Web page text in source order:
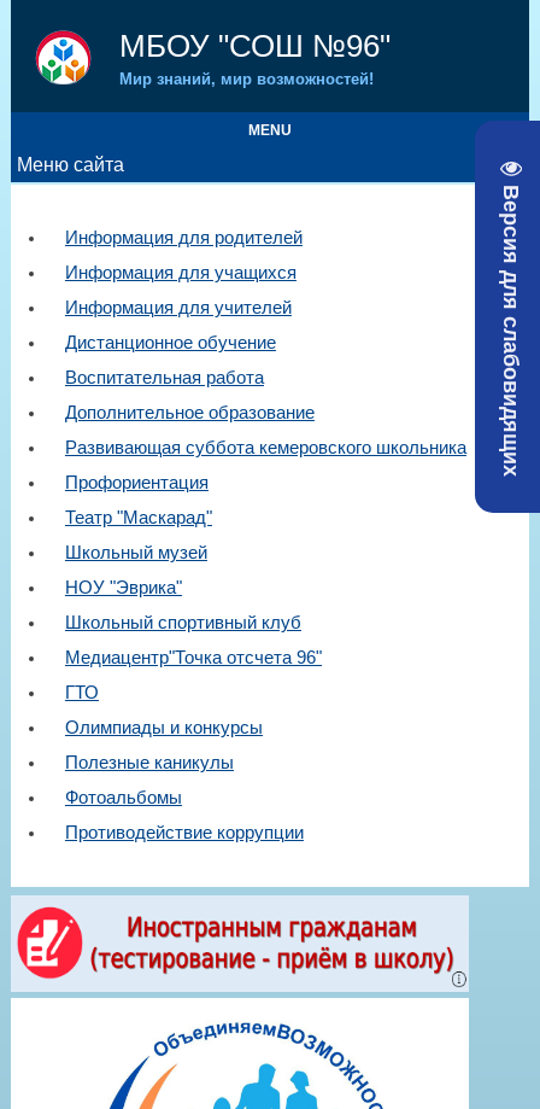
Версия для слабовидящих
МБОУ "СОШ №96"
Мир знаний, мир возможностей!
MENU
Меню сайта
Информация для родителей
Информация для учащихся
Информация для учителей
Дистанционное обучение
Воспитательная работа
Дополнительное образование
Развивающая суббота кемеровского школьника
Профориентация
Театр "Маскарад"
Школьный музей
НОУ "Эврика"
Школьный спортивный клуб
Медиацентр"Точка отсчета 96"
ГТО
Олимпиады и конкурсы
Полезные каникулы
Фотоальбомы
Противодействие коррупции